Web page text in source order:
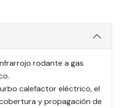
rodante a gas
calefactor eléctrico, el
y propagación de